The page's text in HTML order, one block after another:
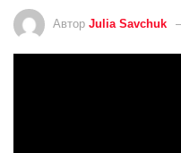
Автор Julia Savchuk